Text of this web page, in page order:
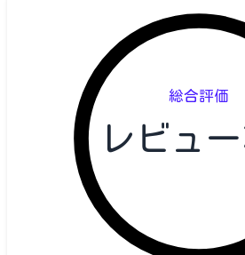
総合評価
レビュ